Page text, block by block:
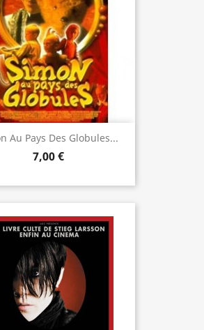
Au Pays Des Globules...
7,00 €